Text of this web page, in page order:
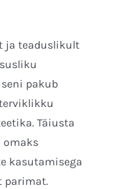
ja teaduslikult
pakub
Täiusta
omaks
kasutamisega
parimat.